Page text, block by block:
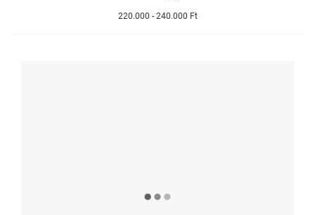
220.000 - 240.000 Ft